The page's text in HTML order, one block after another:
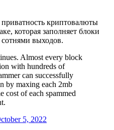
криптовалюты
которая заполняет блоки
выходов.
Almost every block
with hundreds of
can successfully
by maxing each 2mb
cost of each spammed
5, 2022